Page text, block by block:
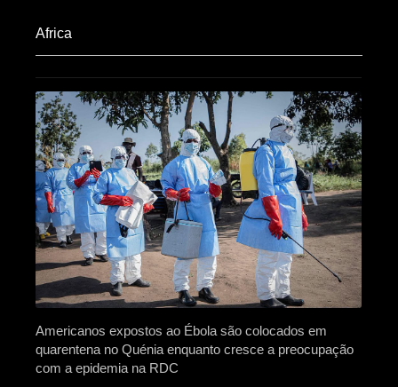
Africa​
Americanos expostos ao Ébola são colocados em
quarentena no Quénia enquanto cresce a preocupação
com a epidemia na RDC